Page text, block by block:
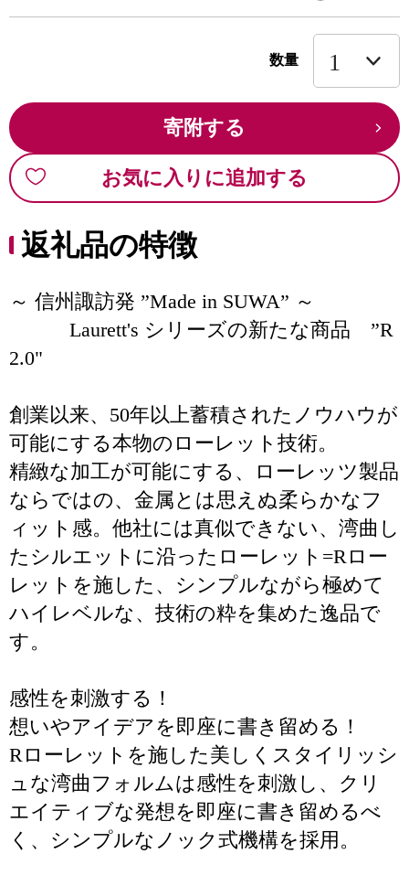
数量
寄附する
お気に入りに追加する
返礼品の特徴
～ 信州諏訪発 ”Made in SUWA” ～
Laurett's シリーズの新たな商品 ”R
2.0"
創業以来、50年以上蓄積されたノウハウが
可能にする本物のローレット技術。
精緻な加工が可能にする、ローレッツ製品
ならではの、金属とは思えぬ柔らかなフ
ィット感。他社には真似できない、湾曲し
たシルエットに沿ったローレット=Rロー
レットを施した、シンプルながら極めて
ハイレベルな、技術の粋を集めた逸品で
す。
感性を刺激する！
想いやアイデアを即座に書き留める！
Rローレットを施した美しくスタイリッシ
ュな湾曲フォルムは感性を刺激し、クリ
エイティブな発想を即座に書き留めるべ
く、シンプルなノック式機構を採用。